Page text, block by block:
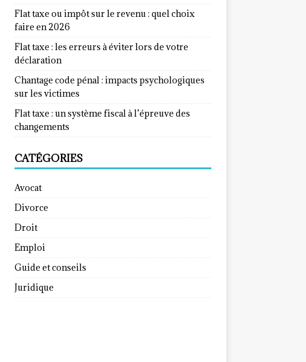
Flat taxe ou impôt sur le revenu : quel choix
faire en 2026
Flat taxe : les erreurs à éviter lors de votre
déclaration
Chantage code pénal : impacts psychologiques
sur les victimes
Flat taxe : un système fiscal à l’épreuve des
changements
CATÉGORIES
Avocat
Divorce
Droit
Emploi
Guide et conseils
Juridique